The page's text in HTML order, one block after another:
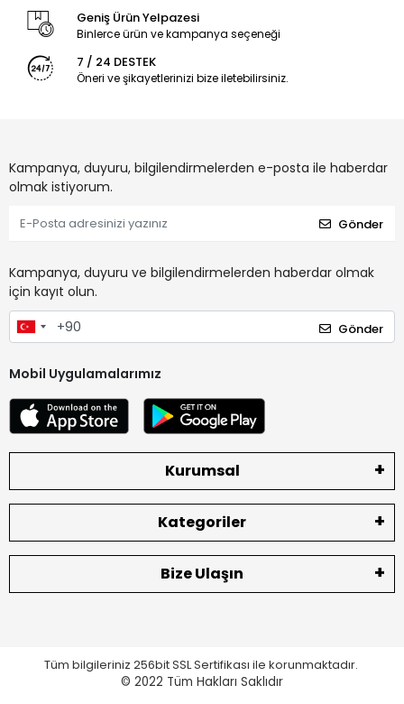
Geniş Ürün Yelpazesi
Binlerce ürün ve kampanya seçeneği
7 / 24 DESTEK
Öneri ve şikayetlerinizi bize iletebilirsiniz.
Kampanya, duyuru, bilgilendirmelerden e-posta ile haberdar
olmak istiyorum.
Gönder
Kampanya, duyuru ve bilgilendirmelerden haberdar olmak
için kayıt olun.
Gönder
Mobil Uygulamalarımız
Kurumsal
Kategoriler
Bize Ulaşın
Tüm bilgileriniz 256bit SSL Sertifikası ile korunmaktadır.
© 2022 Tüm Hakları Saklıdır